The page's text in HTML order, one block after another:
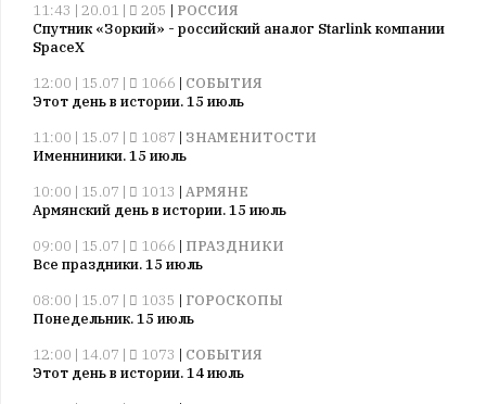
11:43 | 20.01 | 205 | РОССИЯ
Спутник «Зоркий» - российский аналог Starlink компании
SpaceX
12:00 | 15.07 |
1066 | СОБЫТИЯ
Этот день в истории. 15 июль
11:00 | 15.07 |
1087 | ЗНАМЕНИТОСТИ
Именниники. 15 июль
10:00 | 15.07 |
1013 | АРМЯНЕ
Армянский день в истории. 15 июль
09:00 | 15.07 |
1066 | ПРАЗДНИКИ
Все праздники. 15 июль
08:00 | 15.07 |
1035 | ГОРОСКОПЫ
Понедельник. 15 июль
12:00 | 14.07 |
1073 | СОБЫТИЯ
Этот день в истории. 14 июль